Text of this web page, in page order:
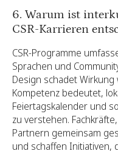
6. Warum ist
CSR-Karrieren
CSR-Programme
Sprachen und
Design schadet
Kompetenz bedeutet,
Feiertagskalender und
zu verstehen.
Partnern gemeinsam
und schaffen Initiativen,